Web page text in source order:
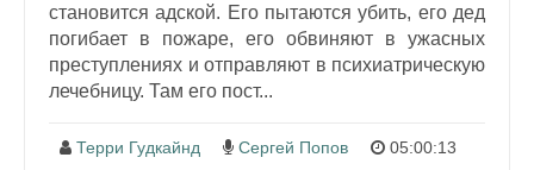
становится адской. Его пытаются убить, его дед
погибает в пожаре, его обвиняют в ужасных
преступлениях и отправляют в психиатрическую
лечебницу. Там его пост...
Терри Гудкайнд Сергей Попов 05:00:13